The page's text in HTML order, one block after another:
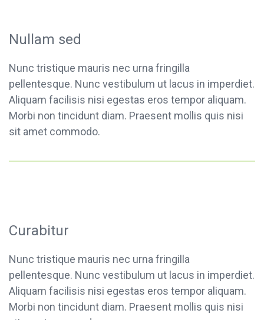
Nullam sed
Nunc tristique mauris nec urna fringilla
pellentesque. Nunc vestibulum ut lacus in imperdiet.
Aliquam facilisis nisi egestas eros tempor aliquam.
Morbi non tincidunt diam. Praesent mollis quis nisi
sit amet commodo.
Curabitur
Nunc tristique mauris nec urna fringilla
pellentesque. Nunc vestibulum ut lacus in imperdiet.
Aliquam facilisis nisi egestas eros tempor aliquam.
Morbi non tincidunt diam. Praesent mollis quis nisi